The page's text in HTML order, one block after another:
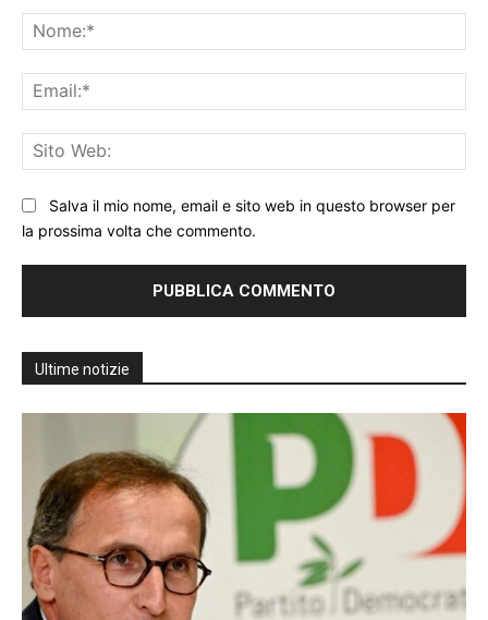
Salva il mio nome, email e sito web in questo browser per
la prossima volta che commento.
Ultime notizie